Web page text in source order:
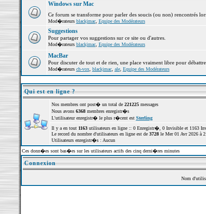
Windows sur Mac
Ce forum se transforme pour parler des soucis (ou non) rencontrés
Mod�rateurs blackjmac, Equipe des Modérateurs
Suggestions
Pour partager vos suggestions sur ce site ou d'autres.
Mod�rateurs blackjmac, Equipe des Modérateurs
MacBar
Pour discuter de tout et de rien, une place vraiment libre pour
Mod�rateurs ch-vox, blackjmac, ale, Equipe des Modérateurs
Qui est en ligne ?
Nos membres ont post� un total de 221225messages
Nous avons 6368membres enregistr�s
L'utilisateur enregistr� le plus r�cent est Sterling
Il y a en tout 1163utilisateurs en ligne :: 0 Enregistr�, 0 Invisible et 1163
Le record du nombre d'utilisateurs en ligne est de 3728le Mer 01 Avr 2026 à
Utilisateurs enregistr�s : Aucun
Ces donn�es sont bas�es sur les utilisateurs actifs des cinq derni�res minutes
Connexion
Nom